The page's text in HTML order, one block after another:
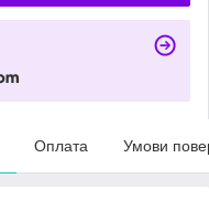
Оплата Умови